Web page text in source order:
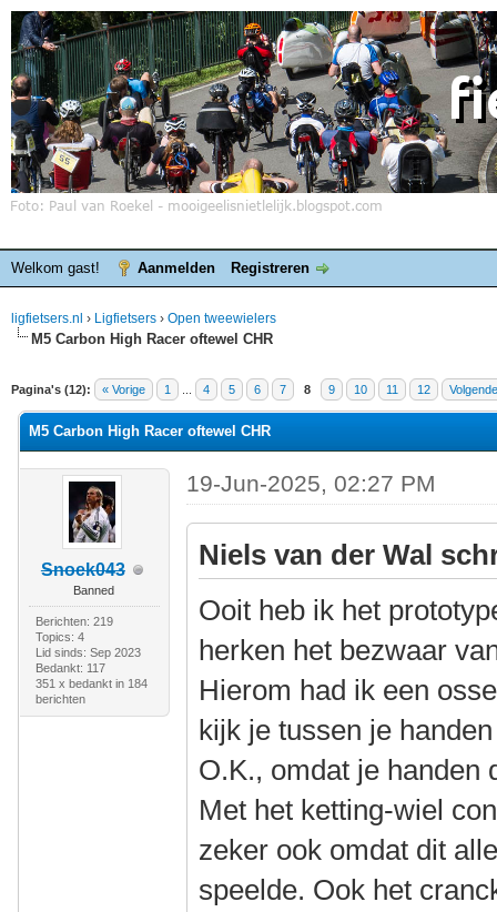
Welkom gast! Aanmelden Registreren
ligfietsers.nl › Ligfietsers › Open tweewielers
M5 Carbon High Racer oftewel CHR
Pagina's (12): « Vorige 1 4 5 6 7 8 9 10 11 12
waardering is 0
M5 Carbon High Racer oftewel CHR
Snoek043
Banned
Berichten: 219
Topics: 4
Lid sinds: Sep 2023
Bedankt: 117
351 x bedankt in 184
berichten
19-Jun-2025, 02:27 PM
Niels van der Wal
Ooit heb ik het
herken het bezwaar
Hierom had ik een
kijk je tussen je
O.K., omdat je handen
Met het ketting-wiel
zeker ook omdat dit
speelde. Ook het